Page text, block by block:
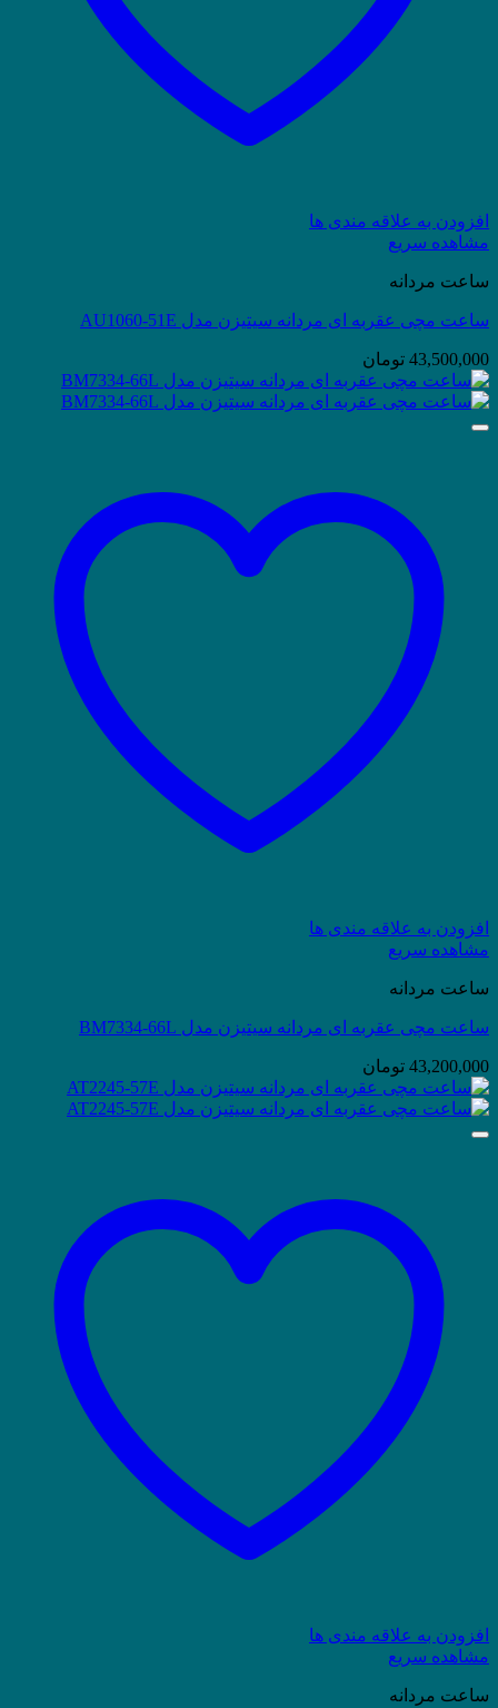
افزودن به علاقه مندی ها
مشاهده سریع
ساعت مردانه
ساعت مچی عقربه ای مردانه سیتیزن مدل AU1060-51E
43,500,000 تومان
افزودن به علاقه مندی ها
مشاهده سریع
ساعت مردانه
ساعت مچی عقربه ای مردانه سیتیزن مدل BM7334-66L
43,200,000 تومان
افزودن به علاقه مندی ها
مشاهده سریع
ساعت مردانه